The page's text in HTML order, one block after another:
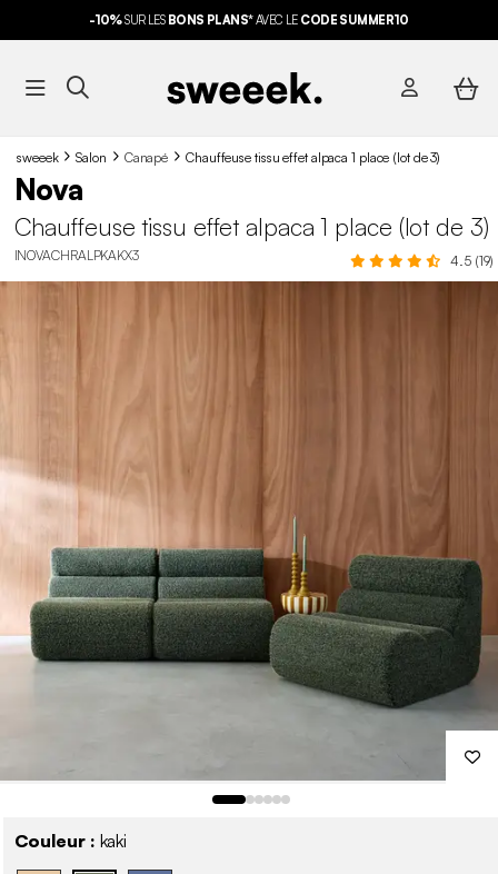
-10%SUR LES BONS PLANS*AVEC LE CODE SUMMER10
sweeek Salon Canapé Chauffeuse tissu effet alpaca 1 place (lot de 3)
Nova
Chauffeuse tissu effet alpaca 1 place (lot de 3)
INOVACHRALPKAKX3 4.5 (19)
Couleur : kaki